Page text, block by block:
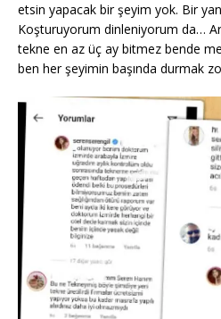
etsin yapacak bir şeyim yok. Bir
Koşturuyorum dinleniyorum da…
tekne en az üç ay bitmez bende
ben her şeyimin başında durmak